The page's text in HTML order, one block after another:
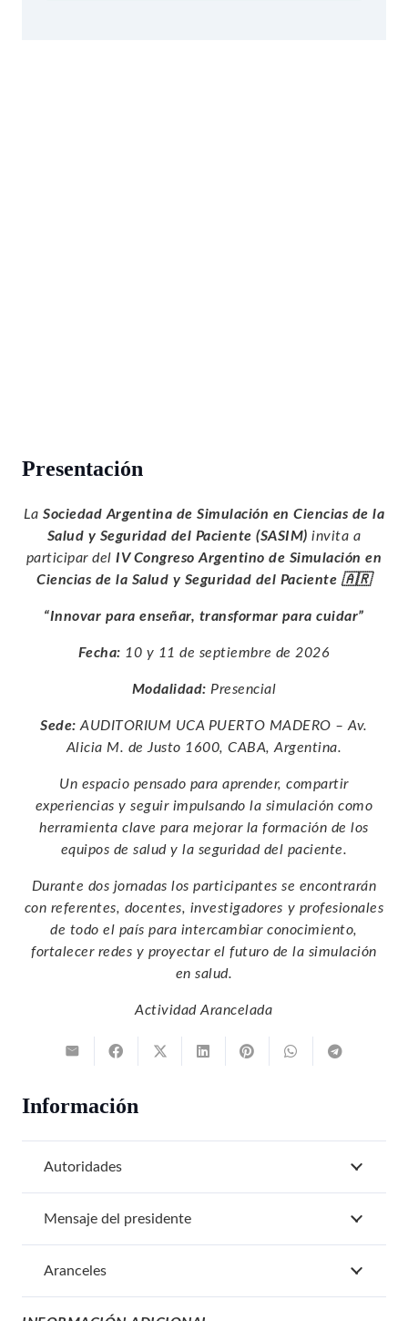
Presentación
LaSociedad Argentina de Simulación en Ciencias de la
Salud y Seguridad del Paciente (SASIM) invita a
participar delIV Congreso Argentino de Simulación en
Ciencias de la Salud y Seguridad del Paciente 🇦🇷
“Innovar para enseñar, transformar para cuidar”
Fecha: 10 y 11 de septiembre de 2026
Modalidad: Presencial
Sede: AUDITORIUM UCA PUERTO MADERO – Av.
Alicia M. de Justo 1600, CABA, Argentina.
Un espacio pensado para aprender, compartir
experiencias y seguir impulsando la simulación como
herramienta clave para mejorar la formación de los
equipos de salud y la seguridad del paciente.
Durante dos jornadas los participantes se encontrarán
con referentes, docentes, investigadores y profesionales
de todo el país para intercambiar conocimiento,
fortalecer redes y proyectar el futuro de la simulación
en salud.
Actividad Arancelada
Información
Autoridades
Mensaje del presidente
Aranceles